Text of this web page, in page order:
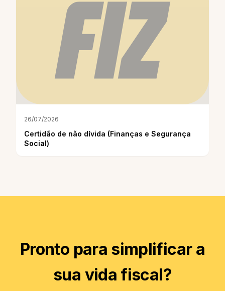
26/07/2026
Certidão de não dívida (Finanças e Segurança
Social)
Pronto para simplificar a
sua vida fiscal?